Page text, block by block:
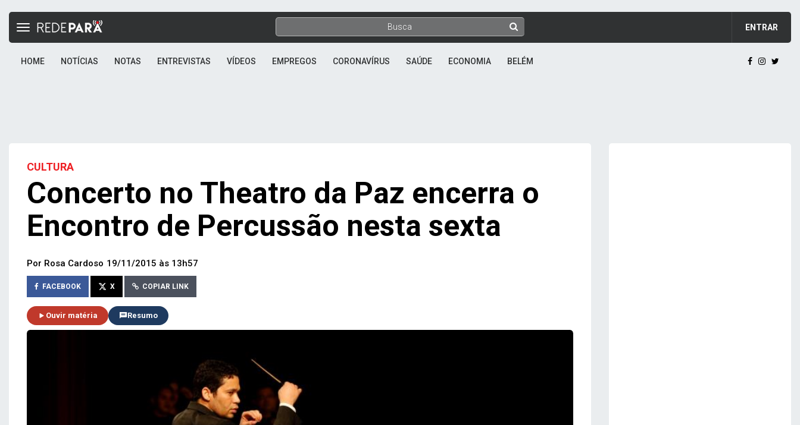
ENTRAR
Toggle
HOME NOTÍCIAS NOTAS ENTREVISTAS VÍDEOS EMPREGOS CORONAVÍRUS SAÚDE ECONOMIA BELÉM
CULTURA
Concerto no Theatro da Paz encerra o
Encontro de Percussão nesta sexta
Por Rosa Cardoso 19/11/2015 às 13h57
FACEBOOK X COPIAR LINK
Ouvir matéria Resumo